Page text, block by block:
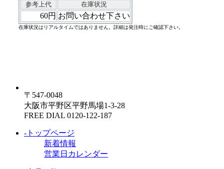
参考上代 在庫状況
60円 お問い合わせ下さい
在庫状況はリアルタイムではありません。詳細は発注時にご確認下さい。
〒547-0048
大阪市平野区平野馬場1-3-28
FREE DIAL 0120-122-187
-トップページ
新着情報
営業日カレンダー